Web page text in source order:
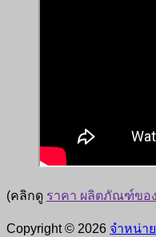
(คลิกดู ราคา ผลิตภัณฑ์ของ
Copyright © 2026 จำหน่า